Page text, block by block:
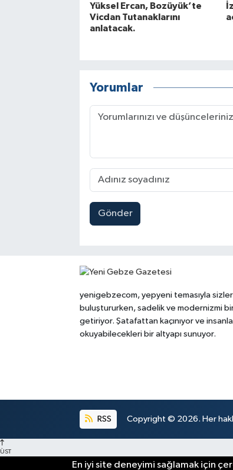
Yüksel Ercan, Bozüyük’te
Vicdan Tutanaklarını
anlatacak.
Yorumlar
Gönder
yenigebzecom, yepyeni temasıyla
buluştururken, sadelik ve modernizmi
getiriyor. Şatafattan kaçınıyor ve
okuyabilecekleri bir altyapı sunuyor.
RSS Copyright © 2026. Her
ÜST
En iyi site deneyimi sağlamak için